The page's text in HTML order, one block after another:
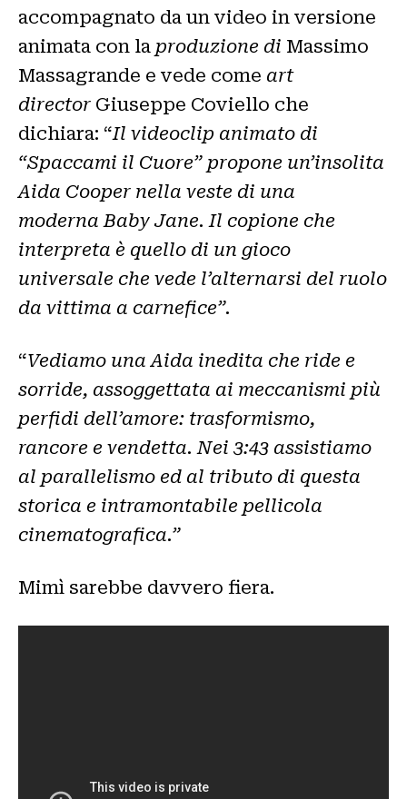
accompagnato da un video in versione
animata con la produzione di Massimo
Massagrande e vede come art
director Giuseppe Coviello che
dichiara: “Il videoclip animato di
“Spaccami il Cuore” propone un’insolita
Aida Cooper nella veste di una
moderna Baby Jane. Il copione che
interpreta è quello di un gioco
universale che vede l’alternarsi del ruolo
da vittima a carnefice”.
“Vediamo una Aida inedita che ride e
sorride, assoggettata ai meccanismi più
perfidi dell’amore: trasformismo,
rancore e vendetta. Nei 3:43 assistiamo
al parallelismo ed al tributo di questa
storica e intramontabile pellicola
cinematografica.”
Mimì sarebbe davvero fiera.